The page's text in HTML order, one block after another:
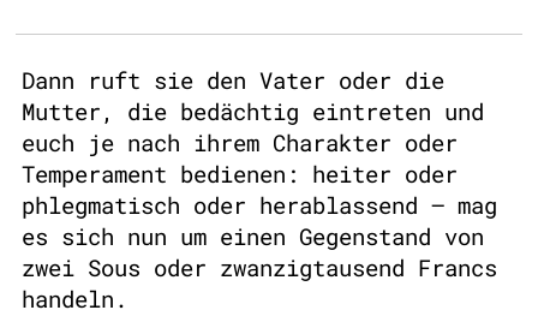
Dann ruft sie den Vater oder die
Mutter, die bedächtig eintreten und
euch je nach ihrem Charakter oder
Temperament bedienen: heiter oder
phlegmatisch oder herablassend – mag
es sich nun um einen Gegenstand von
zwei Sous oder zwanzigtausend Francs
handeln.